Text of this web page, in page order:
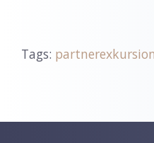
Tags: partnerexkursion